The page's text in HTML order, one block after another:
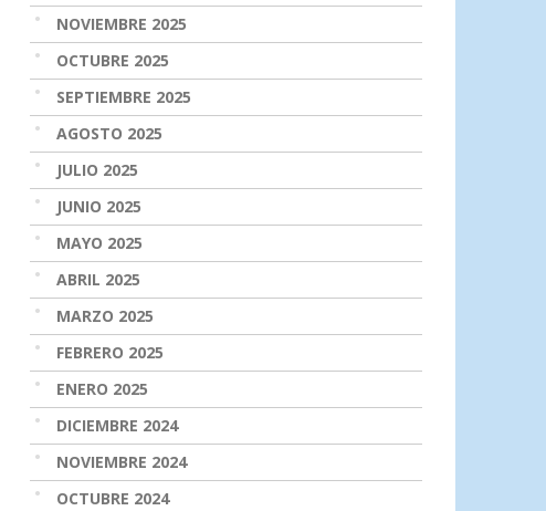
NOVIEMBRE 2025
OCTUBRE 2025
SEPTIEMBRE 2025
AGOSTO 2025
JULIO 2025
JUNIO 2025
MAYO 2025
ABRIL 2025
MARZO 2025
FEBRERO 2025
ENERO 2025
DICIEMBRE 2024
NOVIEMBRE 2024
OCTUBRE 2024